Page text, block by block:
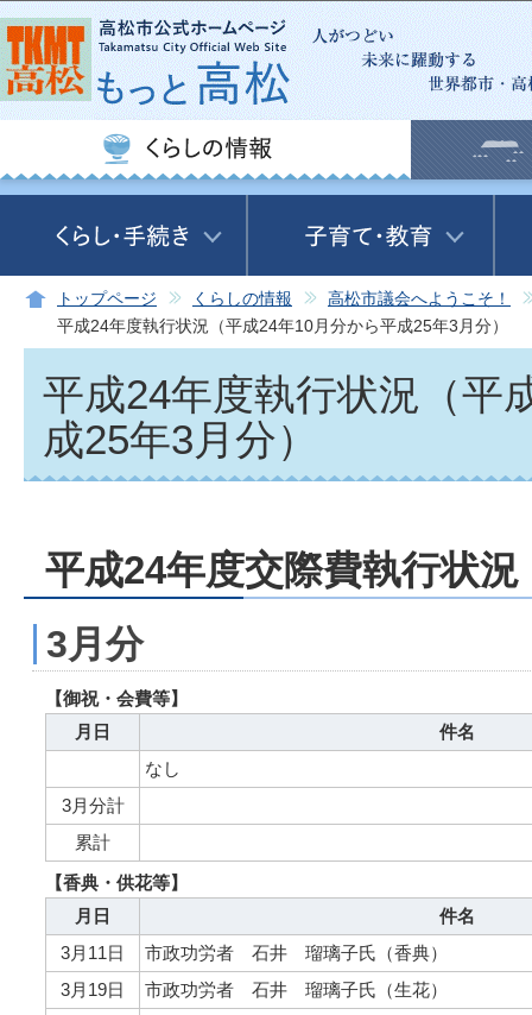
この
トップページ くらしの情報
高松市議会へようこそ！
平成24年度執行状況（平成24年10月分から平成25年3月分）
平成24年度執行状況（平
成25年3月分）
平成24年度交際費執行状況
3月分
【御祝・会費等】
月日
件名
なし
3月分計
累計
【香典・供花等】
月日
件名
3月11日
市政功労者 石井 瑠璃子氏（香典）
3月19日
市政功労者 石井 瑠璃子氏（生花）